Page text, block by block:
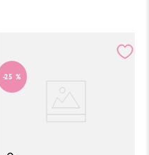
25 %